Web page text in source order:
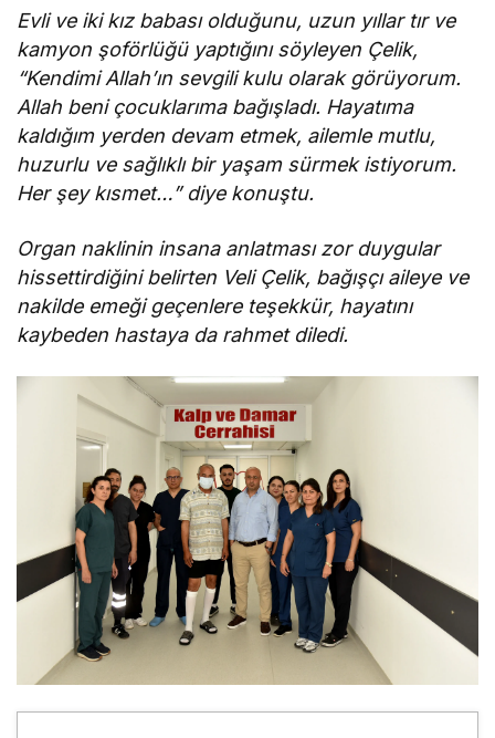
Evli ve iki kız babası olduğunu, uzun yıllar tır ve
kamyon şoförlüğü yaptığını söyleyen Çelik,
“Kendimi Allah’ın sevgili kulu olarak görüyorum.
Allah beni çocuklarıma bağışladı. Hayatıma
kaldığım yerden devam etmek, ailemle mutlu,
huzurlu ve sağlıklı bir yaşam sürmek istiyorum.
Her şey kısmet…” diye konuştu.
Organ naklinin insana anlatması zor duygular
hissettirdiğini belirten Veli Çelik, bağışçı aileye ve
nakilde emeği geçenlere teşekkür, hayatını
kaybeden hastaya da rahmet diledi.